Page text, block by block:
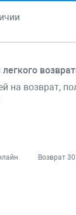
легкого
на возврат,
Возврат